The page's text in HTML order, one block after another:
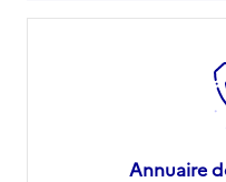
Annuaire